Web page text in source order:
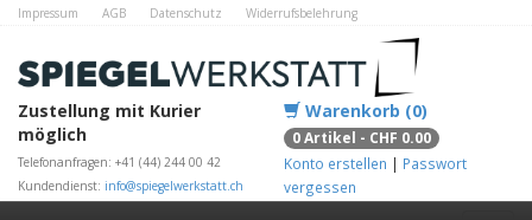
Impressum AGB Datenschutz
Widerrufsbelehrung
Zustellung mit Kurier
möglich
Telefonanfragen: +41 (44) 244 00 42
Kundendienst: info@spiegelwerkstatt.ch
Warenkorb (0)
0 Artikel - CHF 0.00
Konto erstellen | Passwort
vergessen